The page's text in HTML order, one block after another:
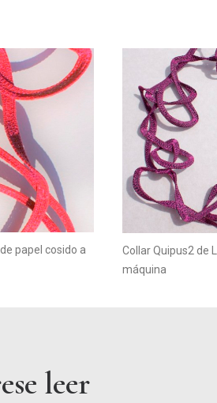
papel cosido a
Collar Quipus2 de
máquina
leer